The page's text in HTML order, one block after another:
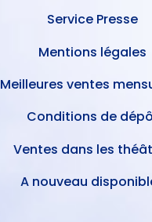
Service Presse
Mentions légales
Meilleures ventes
Conditions de
Ventes dans les
A nouveau